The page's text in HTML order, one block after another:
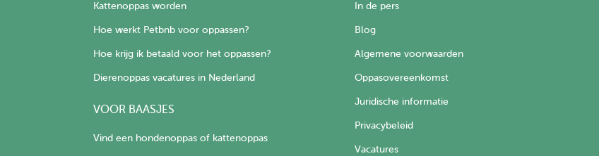
Kattenoppas worden
Hoe werkt Petbnb voor oppassen?
Hoe krijg ik betaald voor het oppassen?
Dierenoppas vacatures in Nederland
VOOR BAASJES
Vind een hondenoppas of kattenoppas
In de pers
Blog
Algemene voorwaarden
Oppasovereenkomst
Juridische informatie
Privacybeleid
Vacatures